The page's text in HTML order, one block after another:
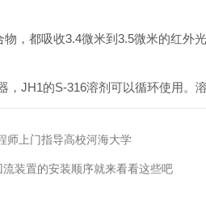
都吸收3.4微米到3.5微米的红外光
JH1的S-316溶剂可以循环使用。溶
师上门指导高校河海大学
装置的安装顺序就来看看这些吧